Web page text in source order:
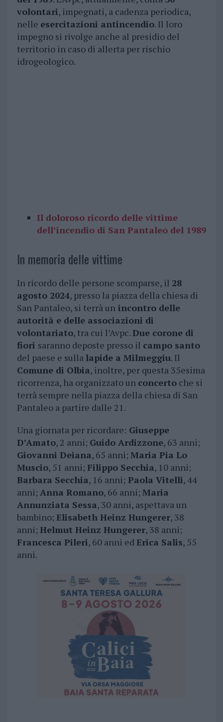
volontari, impegnati, a cadenza periodica,
nelle esercitazioni antincendio. Il loro
impegno si rivolge anche al presidio del
territorio in caso di allerta per rischio
idrogeologico.
Il doloroso ricordo delle vittime
dell’incendio di San Pantaleo del 1989
In memoria delle vittime
In ricordo delle persone scomparse, il 28
agosto 2024, presso la piazza della chiesa di
San Pantaleo, si terrà unincontro delle
autorità e delle associazioni di
volontariato, tra cui l’Avpc.Due corone di
fiori saranno deposte presso il campo santo
del paese e sulla lapide a Milmeggiu. Il
Comune di Olbia, inoltre, per questa 35esima
ricorrenza, ha organizzato un concertoche si
terrà sempre nella piazza della chiesa di San
Pantaleo a partire dalle 21.
Una giornata per ricordare: Giuseppe
D’Amato, 2 anni; Guido Ardizzone, 63 anni;
Giovanni Deiana, 65 anni; Maria Pia Lo
Muscio, 51 anni; Filippo Secchia, 10 anni;
Barbara Secchia, 16 anni; Paola Vitelli, 44
anni; Anna Romano, 66 anni; Maria
Annunziata Sessa, 30 anni, aspettava un
bambino; Elisabeth Heinz Hungerer, 38
anni; Helmut Heinz Hungerer, 38 anni;
Francesca Pileri, 60 anni edErica Salis, 55
anni.